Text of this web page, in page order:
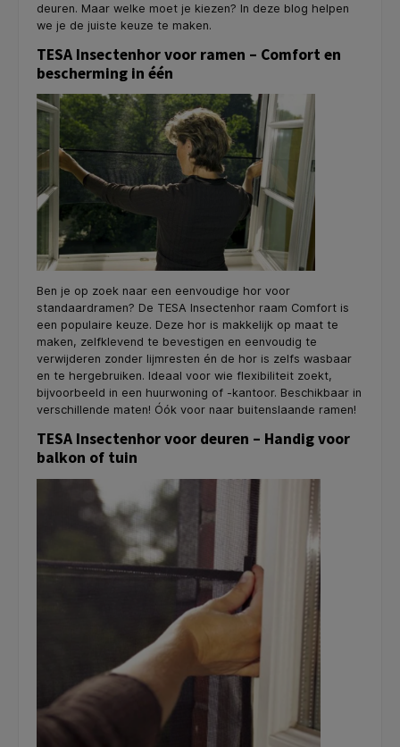
deuren. Maar welke moet je kiezen? In deze blog helpen
we je de juiste keuze te maken.
TESA Insectenhor voor ramen – Comfort en
bescherming in één
Ben je op zoek naar een eenvoudige hor voor
standaardramen? De TESA Insectenhor raam Comfort is
een populaire keuze. Deze hor is makkelijk op maat te
maken, zelfklevend te bevestigen en eenvoudig te
verwijderen zonder lijmresten én de hor is zelfs wasbaar
en te hergebruiken. Ideaal voor wie flexibiliteit zoekt,
bijvoorbeeld in een huurwoning of -kantoor. Beschikbaar in
verschillende maten! Óók voor naar buitenslaande ramen!
TESA Insectenhor voor deuren – Handig voor
balkon of tuin